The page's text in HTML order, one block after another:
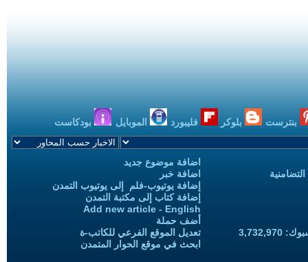
بنترست بلوكر فليبورد الموبايل بودكاست
اضافة موضوع جديد
اضافة خبر
إضافة يوتيوب-فلم إلى يوتيوب التمدن
إضافة كتاب إلى مكتبة التمدن
Add new article - English
أضف حملة
تعديل الموقع الفرعي للكاتب-ة
ابحث في موقع الحوار المتمدن